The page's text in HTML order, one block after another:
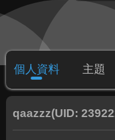
個人資料 主題
qaazzz(UID: